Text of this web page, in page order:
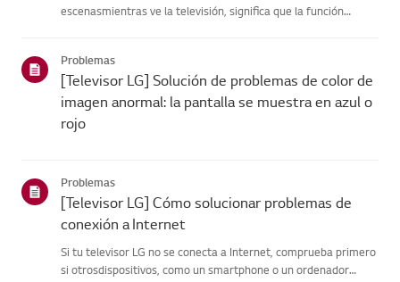
escenasmientras ve la televisión, significa que la función
fu...
Problemas
[Televisor LG] Solución de problemas de color de
imagen anormal: la pantalla se muestra en azul o
rojo
Problemas
[Televisor LG] Cómo solucionar problemas de
conexión a Internet
Si tu televisor LG no se conecta a Internet, comprueba primero
si otrosdispositivos, como un smartphone o un ordenador